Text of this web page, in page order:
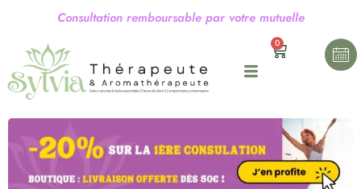
0
Consultation remboursable par votre mutuelle